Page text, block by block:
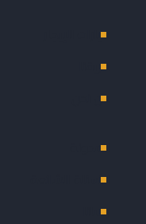
سيارات للإيجار
فريقنا
من نحن
المدونة
الأسئلة الشائعة
راسلنا